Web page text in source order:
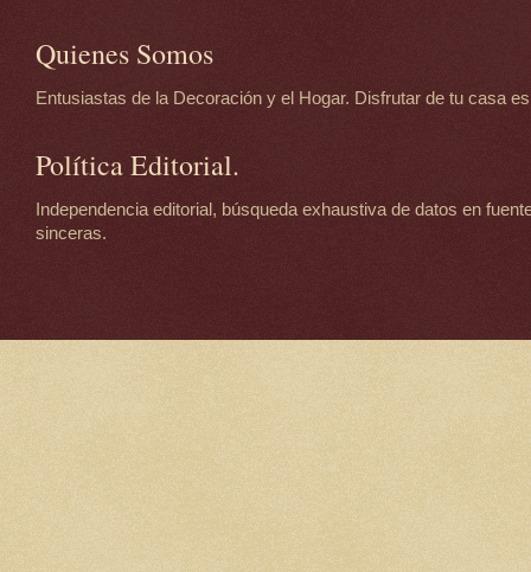
Quienes Somos
Entusiastas de la Decoración y el Hogar. Disfrutar de tu casa
Política Editorial.
Independencia editorial, búsqueda exhaustiva de datos en
sinceras.